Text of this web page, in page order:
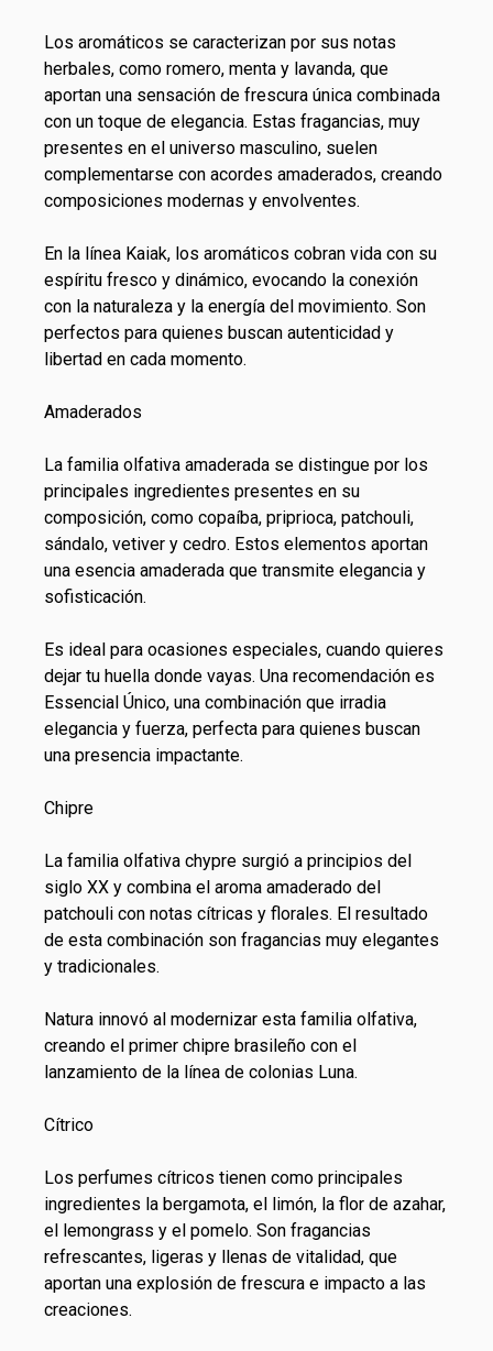
Los aromáticos se caracterizan por sus notas
herbales, como romero, menta y lavanda, que
aportan una sensación de frescura única combinada
con un toque de elegancia. Estas fragancias, muy
presentes en el universo masculino, suelen
complementarse con acordes amaderados, creando
composiciones modernas y envolventes.
En la línea Kaiak, los aromáticos cobran vida con su
espíritu fresco y dinámico, evocando la conexión
con la naturaleza y la energía del movimiento. Son
perfectos para quienes buscan autenticidad y
libertad en cada momento.
Amaderados
La familia olfativa amaderada se distingue por los
principales ingredientes presentes en su
composición, como copaíba, priprioca, patchouli,
sándalo, vetiver y cedro. Estos elementos aportan
una esencia amaderada que transmite elegancia y
sofisticación.
Es ideal para ocasiones especiales, cuando quieres
dejar tu huella donde vayas. Una recomendación es
Essencial Único, una combinación que irradia
elegancia y fuerza, perfecta para quienes buscan
una presencia impactante.
Chipre
La familia olfativa chypre surgió a principios del
siglo XX y combina el aroma amaderado del
patchouli con notas cítricas y florales. El resultado
de esta combinación son fragancias muy elegantes
y tradicionales.
Natura innovó al modernizar esta familia olfativa,
creando el primer chipre brasileño con el
lanzamiento de la línea de colonias Luna.
Cítrico
Los perfumes cítricos tienen como principales
ingredientes la bergamota, el limón, la flor de azahar,
el lemongrass y el pomelo. Son fragancias
refrescantes, ligeras y llenas de vitalidad, que
aportan una explosión de frescura e impacto a las
creaciones.